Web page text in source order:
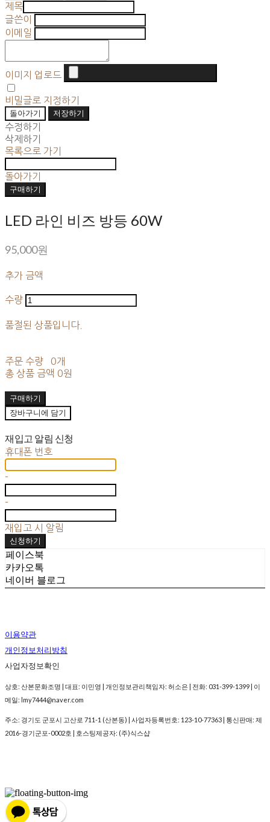
제목
글쓴이
이메일
이미지 업로드
비밀글로 지정하기
돌아가기
저장하기
수정하기
삭제하기
목록으로 가기
돌아가기
구매하기
LED 라인 비즈 방등 60W
95,000원
추가 금액
수량
품절된 상품입니다.
주문 수량
0개
총 상품 금액 0원
구매하기
장바구니에 담기
재입고 알림 신청
휴대폰 번호
-
-
재입고 시 알림
신청하기
페이스북
카카오톡
네이버 블로그
이용약관
개인정보처리방침
사업자정보확인
상호: 산본문화조명 | 대표: 이민영 | 개인정보관리책임자: 허소은 | 전화: 031-399-1399 | 이
메일: lmy7444@naver.com
주소: 경기도 군포시 고산로 711-1 (산본동) | 사업자등록번호: 123-10-77363 | 통신판매: 제
2016-경기군포-0002호 | 호스팅제공자: (주)식스샵